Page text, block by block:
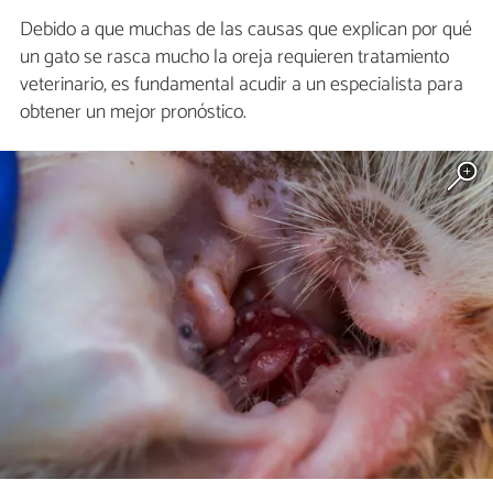
Debido a que muchas de las causas que explican por qué
un gato se rasca mucho la oreja requieren tratamiento
veterinario, es fundamental acudir a un especialista para
obtener un mejor pronóstico.